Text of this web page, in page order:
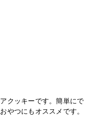
クッキーです。簡単にで
やつにもオススメです。